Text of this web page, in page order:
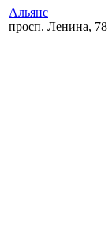
Альянс
просп. Ленина, 78